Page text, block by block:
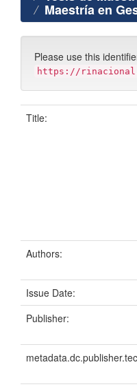
Maestría en
Please use this
https://
Title:
Authors:
Issue Date:
Publisher: